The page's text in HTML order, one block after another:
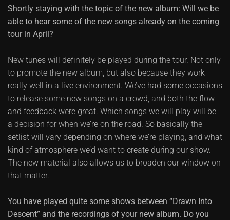
Shortly staying with the topic of the new album: Will we be
able to hear some of the new songs already on the coming
tour in April?
New tunes will definitely be played during the tour. Not only
to promote the new album, but also because they work
really well in a live environment. We’ve had some occasions
to release some new songs on a crowd, and both the flow
and feedback were great. Which songs we will play will be
a decision for when we’re on the road. So basically the
setlist will vary depending on where we’re playing, and what
kind of atmosphere we’d want to create during our show.
The new material also allows us to broaden our window on
that matter.
You have played quite some shows between “Drawn Into
Descent” and the recordings of your new album. Do you